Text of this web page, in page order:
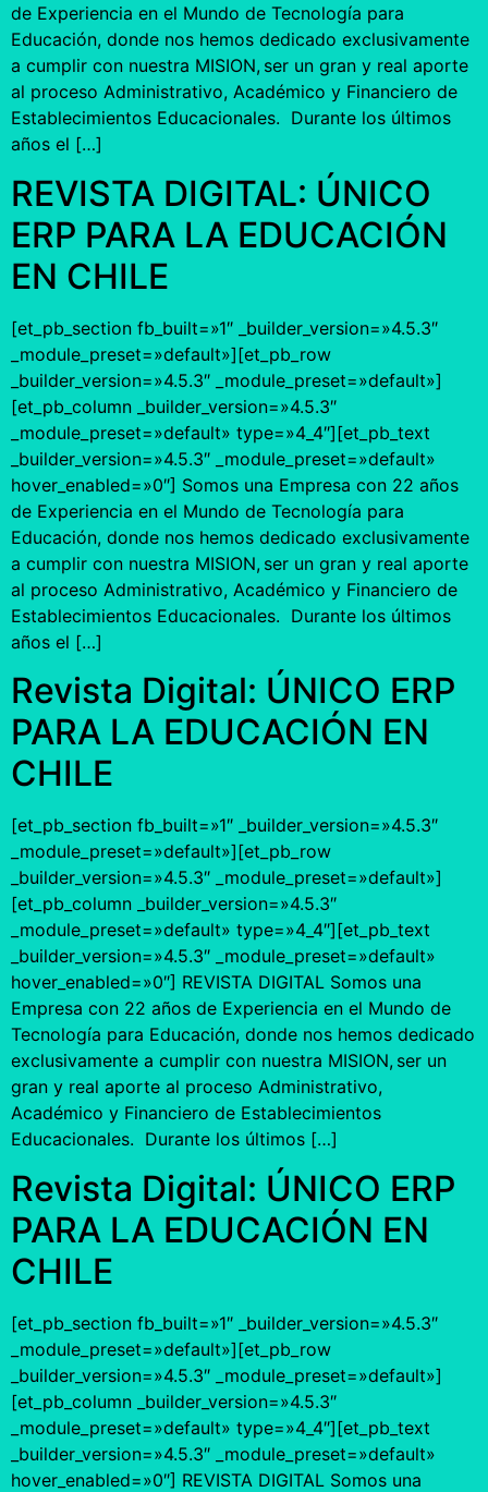
de Experiencia en el Mundo de Tecnología para
Educación, donde nos hemos dedicado exclusivamente
a cumplir con nuestra MISION, ser un gran y real aporte
al proceso Administrativo, Académico y Financiero de
Establecimientos Educacionales. Durante los últimos
años el […]
REVISTA DIGITAL: ÚNICO
ERP PARA LA EDUCACIÓN
EN CHILE
[et_pb_section fb_built=»1″ _builder_version=»4.5.3″
_module_preset=»default»][et_pb_row
_builder_version=»4.5.3″ _module_preset=»default»]
[et_pb_column _builder_version=»4.5.3″
_module_preset=»default» type=»4_4″][et_pb_text
_builder_version=»4.5.3″ _module_preset=»default»
hover_enabled=»0″] Somos una Empresa con 22 años
de Experiencia en el Mundo de Tecnología para
Educación, donde nos hemos dedicado exclusivamente
a cumplir con nuestra MISION, ser un gran y real aporte
al proceso Administrativo, Académico y Financiero de
Establecimientos Educacionales. Durante los últimos
años el […]
Revista Digital: ÚNICO ERP
PARA LA EDUCACIÓN EN
CHILE
[et_pb_section fb_built=»1″ _builder_version=»4.5.3″
_module_preset=»default»][et_pb_row
_builder_version=»4.5.3″ _module_preset=»default»]
[et_pb_column _builder_version=»4.5.3″
_module_preset=»default» type=»4_4″][et_pb_text
_builder_version=»4.5.3″ _module_preset=»default»
hover_enabled=»0″] REVISTA DIGITAL Somos una
Empresa con 22 años de Experiencia en el Mundo de
Tecnología para Educación, donde nos hemos dedicado
exclusivamente a cumplir con nuestra MISION, ser un
gran y real aporte al proceso Administrativo,
Académico y Financiero de Establecimientos
Educacionales. Durante los últimos […]
Revista Digital: ÚNICO ERP
PARA LA EDUCACIÓN EN
CHILE
[et_pb_section fb_built=»1″ _builder_version=»4.5.3″
_module_preset=»default»][et_pb_row
_builder_version=»4.5.3″ _module_preset=»default»]
[et_pb_column _builder_version=»4.5.3″
_module_preset=»default» type=»4_4″][et_pb_text
_builder_version=»4.5.3″ _module_preset=»default»
hover_enabled=»0″] REVISTA DIGITAL Somos una